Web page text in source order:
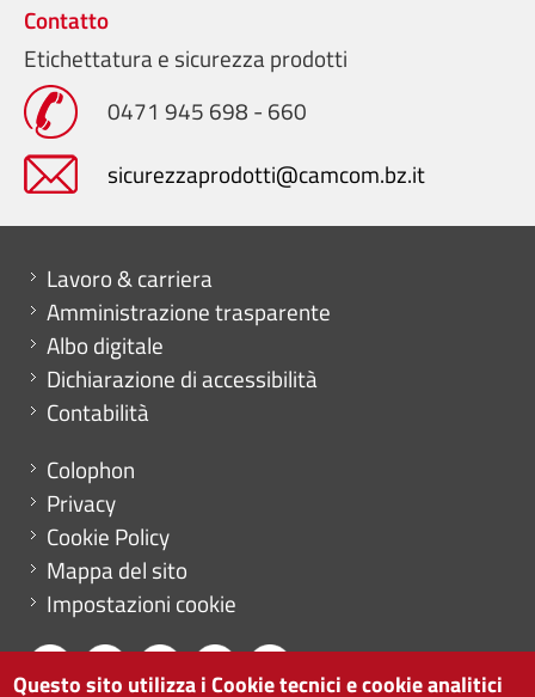
Contatto
Etichettatura e sicurezza prodotti
0471 945 698 - 660
sicurezzaprodotti@camcom.bz.it
Mini menu di servizio
Lavoro & carriera
Amministrazione trasparente
Albo digitale
Dichiarazione di accessibilità
Contabilità
Menu footer
Colophon
Privacy
Cookie Policy
Mappa del sito
Impostazioni cookie
Questo sito utilizza i Cookie tecnici e cookie analitici